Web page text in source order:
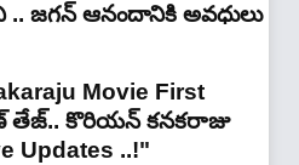
జగన్ ఆనందానికి అవధులు
Movie First
తేజ్.. కొరియన్ కనకరాజు
Updates ..!"